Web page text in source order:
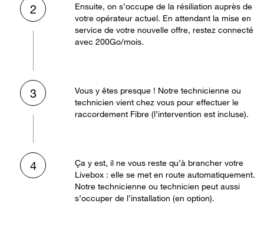
2
Ensuite, on s’occupe de la résiliation auprès de
votre opérateur actuel. En attendant la mise en
service de votre nouvelle offre, restez connecté
avec 200Go/mois.
3
Vous y êtes presque ! Notre technicienne ou
technicien vient chez vous pour effectuer le
raccordement Fibre (l’intervention est incluse).
4
Ça y est, il ne vous reste qu’à brancher votre
Livebox : elle se met en route automatiquement.
Notre technicienne ou technicien peut aussi
s’occuper de l’installation (en option).